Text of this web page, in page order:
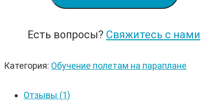
Есть вопросы? Свяжитесь с нами
Категория: Обучение полетам на параплане
Отзывы (1)